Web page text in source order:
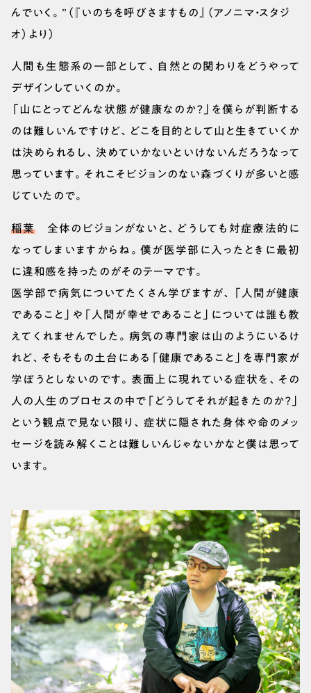
んでいく。”（『いのちを呼びさますもの』（アノニマ・スタジ
オ）より）
人間も生態系の一部として、自然との関わりをどうやって
デザインしていくのか。
「山にとってどんな状態が健康なのか？」を僕らが判断する
のは難しいんですけど、どこを目的として山と生きていくか
は決められるし、決めていかないといけないんだろうなって
思っています。それこそビジョンのない森づくりが多いと感
じていたので。
稲葉全体のビジョンがないと、どうしても対症療法的に
なってしまいますからね。僕が医学部に入ったときに最初
に違和感を持ったのがそのテーマです。
医学部で病気についてたくさん学びますが、「人間が健康
であること」や「人間が幸せであること」については誰も教
えてくれませんでした。病気の専門家は山のようにいるけ
れど、そもそもの土台にある「健康であること」を専門家が
学ぼうとしないのです。表面上に現れている症状を、その
人の人生のプロセスの中で「どうしてそれが起きたのか？」
という観点で見ない限り、症状に隠された身体や命のメッ
セージを読み解くことは難しいんじゃないかなと僕は思って
います。